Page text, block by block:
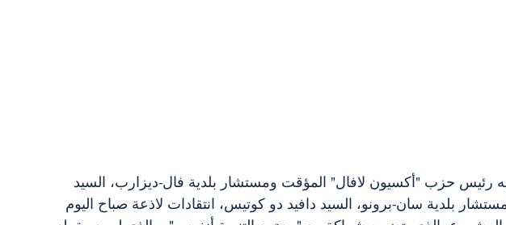
رئيس حزب "أكسيون لافال" المؤقت ومستشار بلدية فال-ديزارب، السيد
بلدية سان-برونو، السيد دافيد دو كوتيس، انتقادات لاذعة صباح اليوم